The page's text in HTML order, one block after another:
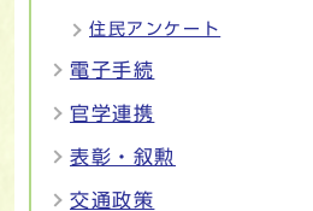
住民アンケート
電子手続
官学連携
表彰・叙勲
交通政策